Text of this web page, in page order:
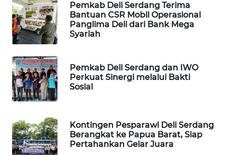
Pemkab Deli Serdang Terima
Bantuan CSR Mobil Operasional
Panglima Deli dari Bank Mega
Syariah
Pemkab Deli Serdang dan IWO
Perkuat Sinergi melalui Bakti
Sosial
Kontingen Pesparawi Deli Serdang
Berangkat ke Papua Barat, Siap
Pertahankan Gelar Juara
SIBARAGAS
NEWS
METRO
SIANTAR
NEWS
METRO
NEWS
METRO